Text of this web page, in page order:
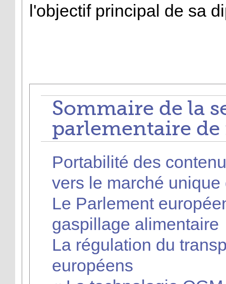
l'objectif principal de sa
Sommaire de la
parlementaire de
Portabilité des
vers le marché
Le Parlement
gaspillage alimentaire
La régulation du
européens